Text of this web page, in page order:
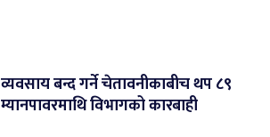
व्यवसाय बन्द गर्ने चेतावनीकाबीच थप ८९
म्यानपावरमाथि विभागको कारबाही